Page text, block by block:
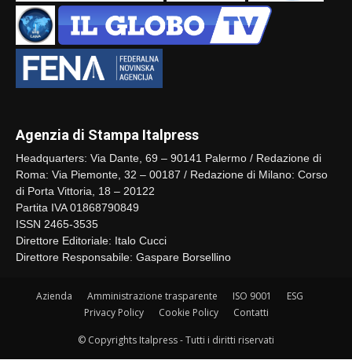
Agenzia di Stampa Italpress
Headquarters: Via Dante, 69 – 90141 Palermo / Redazione di
Roma: Via Piemonte, 32 – 00187 / Redazione di Milano: Corso
di Porta Vittoria, 18 – 20122
Partita IVA 01868790849
ISSN 2465-3535
Direttore Editoriale: Italo Cucci
Direttore Responsabile: Gaspare Borsellino
Azienda Amministrazione trasparente ISO 9001
ESG
Privacy Policy
Cookie Policy Contatti
© Copyrights Italpress - Tutti i diritti riservati